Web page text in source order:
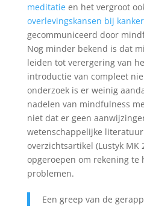
meditatieen het vergroot
overlevingskansen bij kanker
gecommuniceerd door
Nog minder bekend is dat
leiden tot verergering van
introductie van compleet
onderzoek is er weinig
nadelen van mindfulness
niet dat er geen
wetenschappelijke
overzichtsartikel (Lustyk MK
opgeroepen om rekening te
problemen.
Een greep van de